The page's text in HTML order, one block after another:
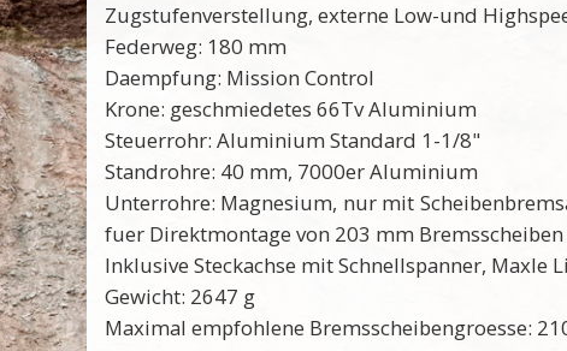
Zugstufenverstellung, externe Low-und
Federweg: 180 mm
Daempfung: Mission Control
Krone: geschmiedetes 66Tv Aluminium
Steuerrohr: Aluminium Standard 1-1/8"
Standrohre: 40 mm, 7000er Aluminium
Unterrohre: Magnesium, nur mit
fuer Direktmontage von 203 mm Bremsscheiben
Inklusive Steckachse mit Schnellspanner, Maxle
Gewicht: 2647 g
Maximal empfohlene Bremsscheibengroesse: